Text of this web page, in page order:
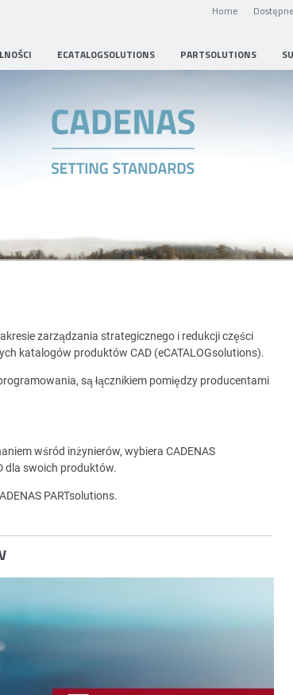
Home
ECATALOGSOLUTIONS PARTSOLUTIONS
zarządzania strategicznego i redukcji części
katalogów produktów CAD (eCATALOGsolutions).
są łącznikiem pomiędzy producentami
wśród inżynierów, wybiera CADENAS
dla swoich produktów.
PARTsolutions.